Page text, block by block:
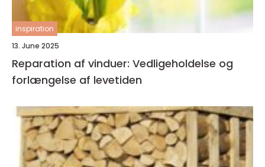
inspiration
13. June 2025
Reparation af vinduer: Vedligeholdelse og
forlængelse af levetiden